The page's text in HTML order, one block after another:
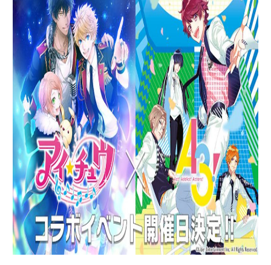
イベント・キャンペーン
ミュージック
グッズ・本
ギャラリー
アプリゲーム
イベント・キャンペーン
ミュージック
グッズ・本
ギャラリー